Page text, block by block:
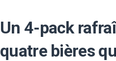
Un 4-pack
quatre bières